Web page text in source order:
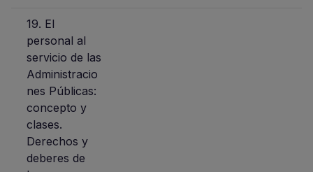
19. El
personal al
servicio de las
Administracio
nes Públicas:
concepto y
clases.
Derechos y
deberes de